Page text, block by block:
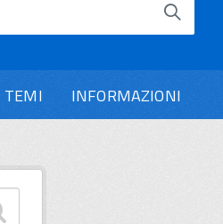
TEMI INFORMAZIONI